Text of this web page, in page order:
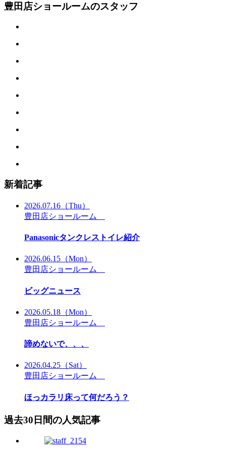
豊田店ショールームのスタッフ
新着記事
2026.07.16 （Thu）
豊田店ショールーム
Panasonicタンクレストイレ紹介
2026.06.15 （Mon）
豊田店ショールーム
ビッグニュース
2026.05.18 （Mon）
豊田店ショールーム
諦めないで、、、
2026.04.25 （Sat）
豊田店ショールーム
ほっカラリ床って何だろう？
過去30日間の人気記事